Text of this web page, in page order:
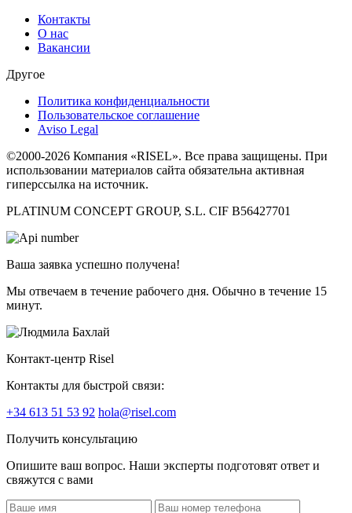
Контакты
О нас
Вакансии
Другое
Политика конфиденциальности
Пользовательское соглашение
Aviso Legal
©2000-2026 Компания «RISEL». Все права защищены. При
использовании материалов сайта обязательна активная
гиперссылка на источник.
PLATINUM CONCEPT GROUP, S.L. CIF B56427701
Ваша заявка успешно получена!
Мы отвечаем в течение рабочего дня. Обычно в течение 15
минут.
Контакт-центр Risel
Контакты для быстрой связи:
+34 613 51 53 92 hola@risel.com
Получить консультацию
Опишите ваш вопрос. Наши эксперты подготовят ответ и
свяжутся с вами